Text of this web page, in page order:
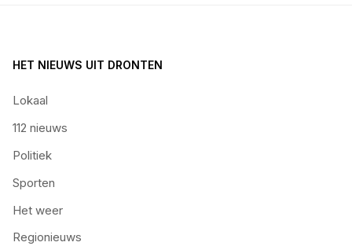
HET NIEUWS UIT DRONTEN
Lokaal
112 nieuws
Politiek
Sporten
Het weer
Regionieuws